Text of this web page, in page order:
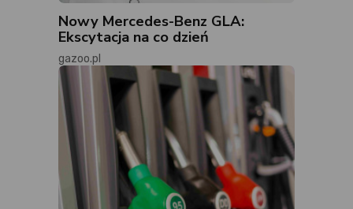
Nowy Mercedes-Benz GLA:
Ekscytacja na co dzień
gazoo.pl